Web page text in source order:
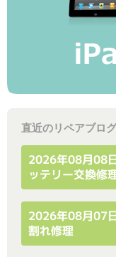
直近のリペアブログ
2026年08月08
ッテリー交換修
2026年08月07
割れ修理